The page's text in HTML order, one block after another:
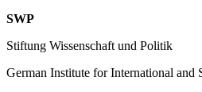
SWP
Stiftung Wissenschaft und Politik
German Institute for International and